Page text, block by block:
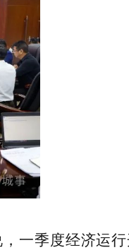
一季度经济运行